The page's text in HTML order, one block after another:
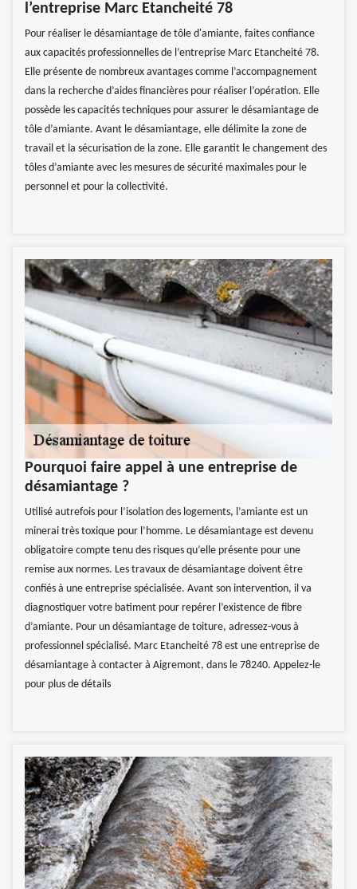
l’entreprise Marc Etancheité 78
Pour réaliser le désamiantage de tôle d'amiante, faites confiance
aux capacités professionnelles de l’entreprise Marc Etancheité 78.
Elle présente de nombreux avantages comme l’accompagnement
dans la recherche d’aides financières pour réaliser l’opération. Elle
possède les capacités techniques pour assurer le désamiantage de
tôle d’amiante. Avant le désamiantage, elle délimite la zone de
travail et la sécurisation de la zone. Elle garantit le changement des
tôles d’amiante avec les mesures de sécurité maximales pour le
personnel et pour la collectivité.
Pourquoi faire appel à une entreprise de
désamiantage ?
Utilisé autrefois pour l’isolation des logements, l’amiante est un
minerai très toxique pour l’homme. Le désamiantage est devenu
obligatoire compte tenu des risques qu’elle présente pour une
remise aux normes. Les travaux de désamiantage doivent être
confiés à une entreprise spécialisée. Avant son intervention, il va
diagnostiquer votre batiment pour repérer l’existence de fibre
d’amiante. Pour un désamiantage de toiture, adressez-vous à
professionnel spécialisé. Marc Etancheité 78 est une entreprise de
désamiantage à contacter à Aigremont, dans le 78240. Appelez-le
pour plus de détails